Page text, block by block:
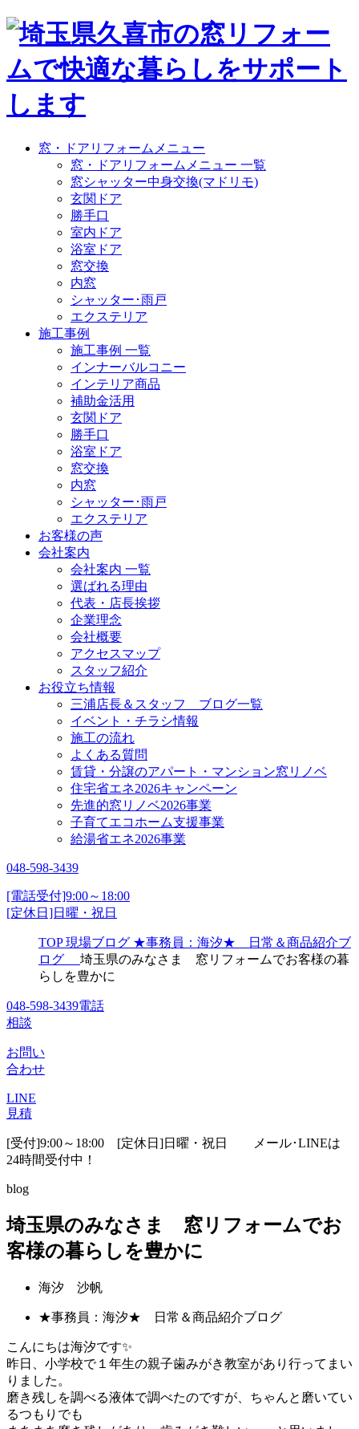
窓・ドアリフォームメニュー
窓・ドアリフォームメニュー 一覧
窓シャッター中身交換(マドリモ)
玄関ドア
勝手口
室内ドア
浴室ドア
窓交換
内窓
シャッター･雨戸
エクステリア
施工事例
施工事例 一覧
インナーバルコニー
インテリア商品
補助金活用
玄関ドア
勝手口
浴室ドア
窓交換
内窓
シャッター･雨戸
エクステリア
お客様の声
会社案内
会社案内 一覧
選ばれる理由
代表・店長挨拶
企業理念
会社概要
アクセスマップ
スタッフ紹介
お役立ち情報
三浦店長＆スタッフ ブログ一覧
イベント・チラシ情報
施工の流れ
よくある質問
賃貸・分譲のアパート・マンション窓リノベ
住宅省エネ2026キャンペーン
先進的窓リノベ2026事業
子育てエコホーム支援事業
給湯省エネ2026事業
048-598-3439
[電話受付]9:00～18:00
[定休日]日曜・祝日
TOP 現場ブログ ★事務員：海汐★ 日常＆商品紹介ブ
ログ
埼玉県のみなさま 窓リフォームでお客様の暮
らしを豊かに
048-598-3439電話
相談
お問い
合わせ
LINE
見積
[受付]9:00～18:00 [定休日]日曜・祝日
メール･LINEは
24時間受付中！
blog
埼玉県のみなさま 窓リフォームでお
客様の暮らしを豊かに
海汐 沙帆
★事務員：海汐★ 日常＆商品紹介ブログ
こんにちは海汐です✨
昨日、小学校で１年生の親子歯みがき教室があり行ってまい
りました。
磨き残しを調べる液体で調べたのですが、ちゃんと磨いてい
るつもりでも